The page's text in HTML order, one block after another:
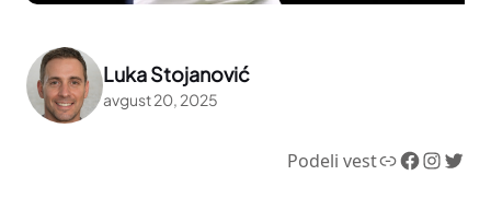
Luka Stojanović
avgust 20, 2025
Podeli vestLink Facebook InstagramTwitter